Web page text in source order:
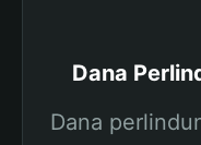
Dana
Dana